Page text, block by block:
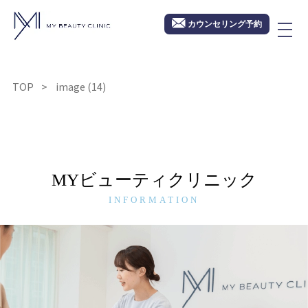
カウンセリング予約
TOP image (14)
MYビューティクリニック
INFORMATION